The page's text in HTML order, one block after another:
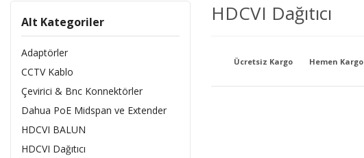
Alt Kategoriler
Adaptörler
CCTV Kablo
Çevirici & Bnc Konnektörler
Dahua PoE Midspan ve Extender
HDCVI BALUN
HDCVI Dağıtıcı
HDCVI Dağıtıcı
Ücretsiz Kargo Hemen Kargo